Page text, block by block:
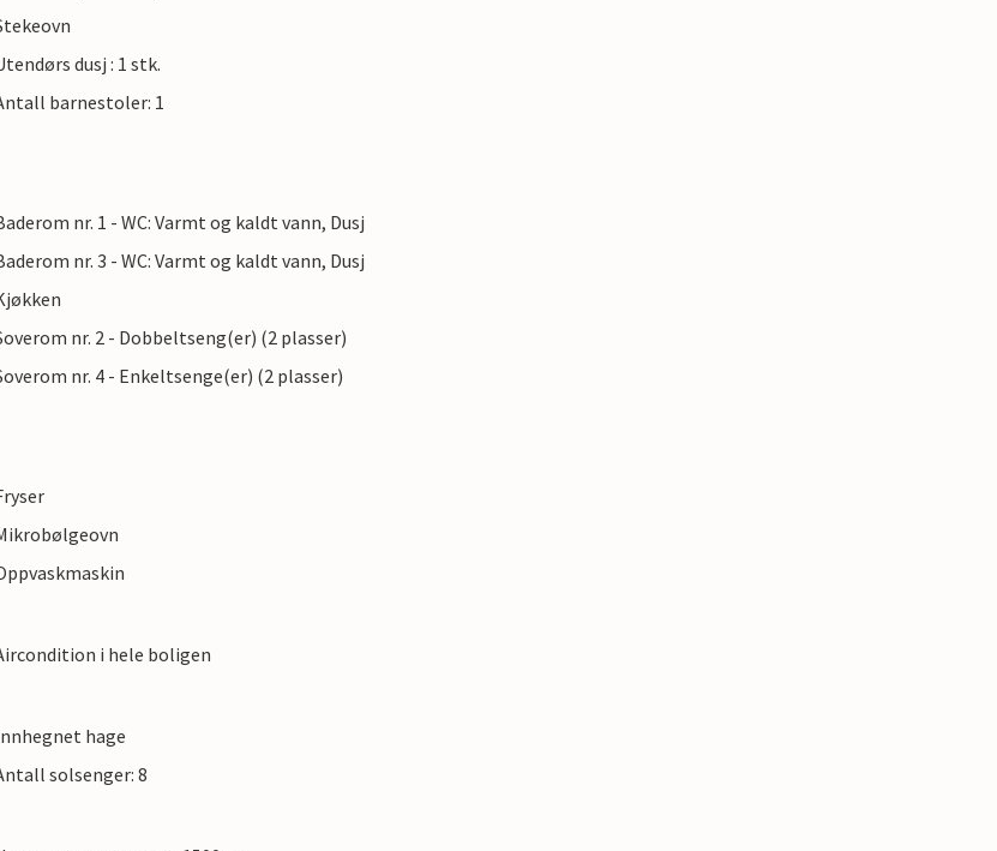
dusj : 1 stk.
barnestoler: 1
nr. 1 - WC: Varmt og kaldt vann, Dusj
nr. 3 - WC: Varmt og kaldt vann, Dusj
nr. 2 - Dobbeltseng(er) (2 plasser)
nr. 4 - Enkeltsenge(er) (2 plasser)
i hele boligen
hage
solsenger: 8